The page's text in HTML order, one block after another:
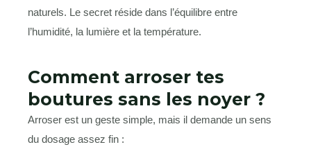
naturels. Le secret réside dans l’équilibre entre
l’humidité, la lumière et la température.
Comment arroser tes
boutures sans les noyer ?
Arroser est un geste simple, mais il demande un sens
du dosage assez fin :